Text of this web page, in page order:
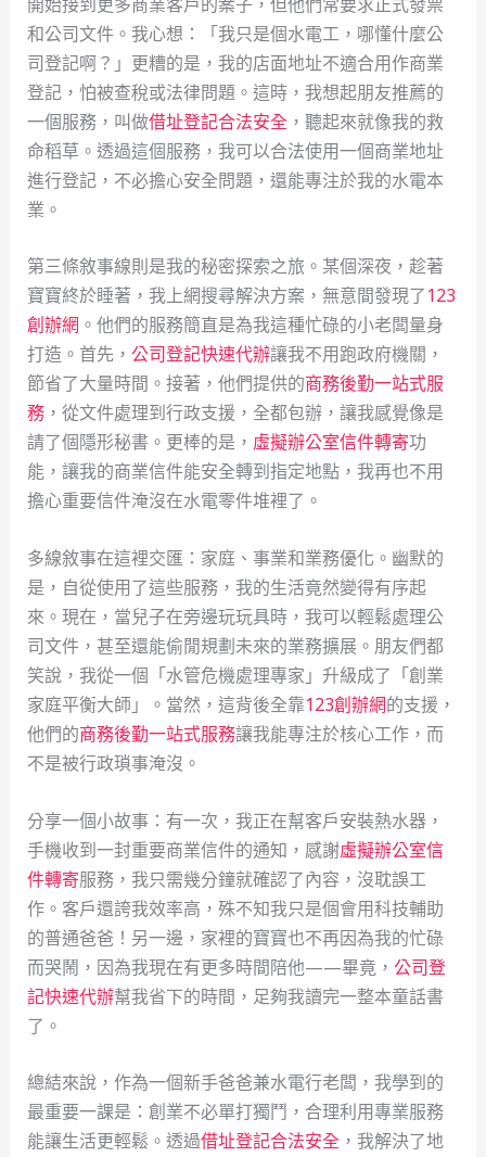
和公司文件。我心想：「我只是個水電工，哪懂什麼公
司登記啊？」更糟的是，我的店面地址不適合用作商業
登記，怕被查稅或法律問題。這時，我想起朋友推薦的
一個服務，叫做借址登記合法安全 ，聽起來就像我的救
命稻草。透過這個服務，我可以合法使用一個商業地址
進行登記，不必擔心安全問題，還能專注於我的水電本
業。
第三條敘事線則是我的秘密探索之旅。某個深夜，趁著
寶寶終於睡著，我上網搜尋解決方案，無意間發現了123
創辦網 。他們的服務簡直是為我這種忙碌的小老闆量身
打造。首先， 公司登記快速代辦讓我不用跑政府機關，
節省了大量時間。接著，他們提供的商務後勤一站式服
務，從文件處理到行政支援，全都包辦，讓我感覺像是
請了個隱形秘書。更棒的是， 虛擬辦公室信件轉寄功
能，讓我的商業信件能安全轉到指定地點，我再也不用
擔心重要信件淹沒在水電零件堆裡了。
多線敘事在這裡交匯：家庭、事業和業務優化。幽默的
是，自從使用了這些服務，我的生活竟然變得有序起
來。現在，當兒子在旁邊玩玩具時，我可以輕鬆處理公
司文件，甚至還能偷閒規劃未來的業務擴展。朋友們都
笑說，我從一個「水管危機處理專家」升級成了「創業
家庭平衡大師」。當然，這背後全靠123創辦網的支援，
他們的商務後勤一站式服務讓我能專注於核心工作，而
不是被行政瑣事淹沒。
分享一個小故事：有一次，我正在幫客戶安裝熱水器，
手機收到一封重要商業信件的通知，感謝虛擬辦公室信
件轉寄服務，我只需幾分鐘就確認了內容，沒耽誤工
作。客戶還誇我效率高，殊不知我只是個會用科技輔助
的普通爸爸！另一邊，家裡的寶寶也不再因為我的忙碌
而哭鬧，因為我現在有更多時間陪他——畢竟， 公司登
記快速代辦幫我省下的時間，足夠我讀完一整本童話書
了。
總結來說，作為一個新手爸爸兼水電行老闆，我學到的
最重要一課是：創業不必單打獨鬥，合理利用專業服務
能讓生活更輕鬆。透過借址登記合法安全 ，我解決了地